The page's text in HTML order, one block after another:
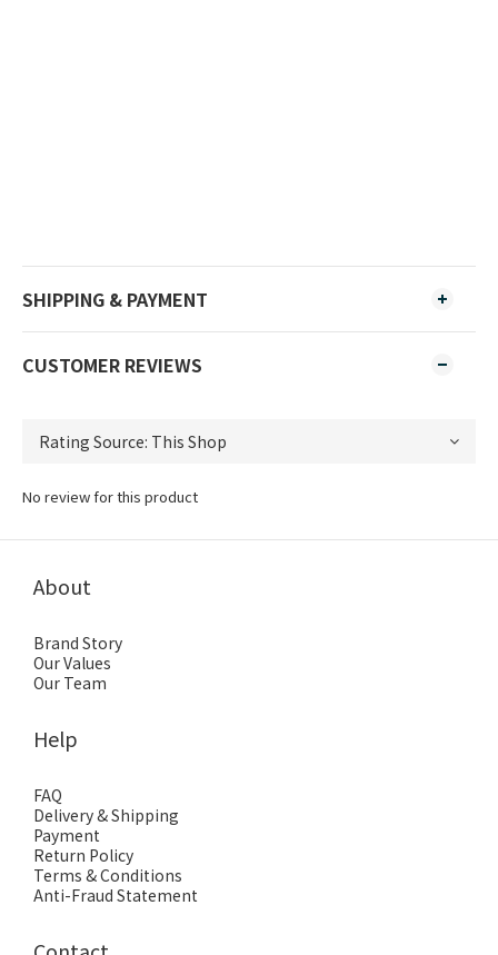
SHIPPING & PAYMENT
CUSTOMER REVIEWS
No review for this product
About
Brand Story
Our Values
Our Team
Help
FAQ
Delivery & Shipping
Payment
Return Policy
Terms & Conditions
Anti-Fraud Statement